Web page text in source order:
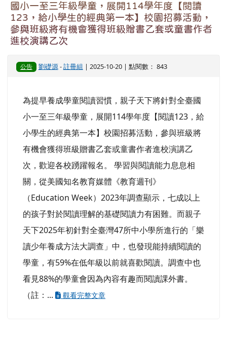
國小一至三年級學童，展開114學年度【閱讀
123，給小學生的經典第一本】校園招募活動，
參與班級將有機會獲得班級贈書乙套或童書作者
進校演講乙次
公告 劉礎源-註冊組 | 2025-10-20 | 點閱數： 843
為提早養成學童閱讀習慣，親子天下將針對全臺國
小一至三年級學童，展開114學年度【閱讀123，給
小學生的經典第一本】校園招募活動，參與班級將
有機會獲得班級贈書乙套或童書作者進校演講乙
次，歡迎各校踴躍報名。 學習與閱讀能力息息相
關，從美國知名教育媒體《教育週刊》
（Education Week）2023年調查顯示，七成以上
的孩子對於閱讀理解的基礎閱讀力有困難。而親子
天下2025年初針對全臺灣47所中小學所進行的「樂
讀少年養成方法大調查」中，也發現能持續閱讀的
學童，有59%在低年級以前就喜歡閱讀。調查中也
看見88%的學童會因為內容有趣而閱讀課外書。
（註：...
觀看完整文章